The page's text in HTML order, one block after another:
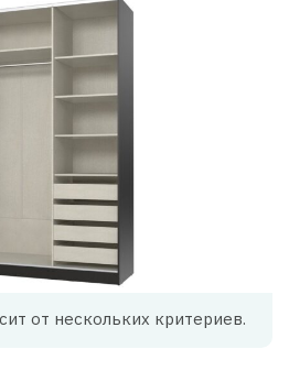
от нескольких критериев.